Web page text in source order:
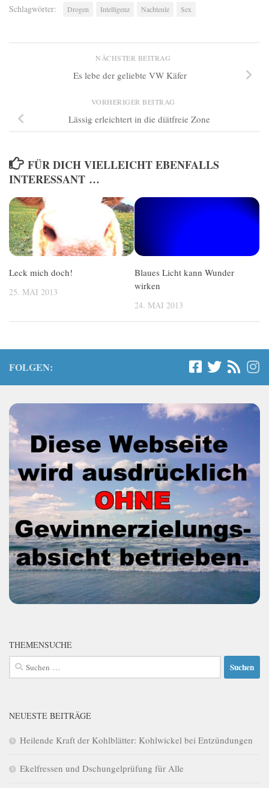
Schlagwörter: Drogen Intelligenz Nachteule Sex
NÄCHSTER BEITRAG
Es lebe der geliebte VW Käfer
VORHERIGER BEITRAG
Lässig erleichtert in die diätfreie Zone
FÜR DICH VIELLEICHT EBENFALLS
INTERESSANT …
Leck mich doch!
25. MAI 2013
Blaues Licht kann Wunder
wirken
24. MAI 2013
FOLGEN:
THEMENSUCHE
Suchen
nach:
NEUESTE BEITRÄGE
Heilende Kraft der Kohlblätter: Kohlwickel bei Entzündungen
Ekelfressen und Dschungelprüfung für Alle